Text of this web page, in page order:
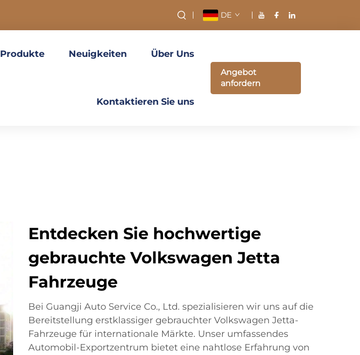
DE
Produkte Neuigkeiten Über Uns
Kontaktieren Sie uns
Angebot
anfordern
Entdecken Sie hochwertige
gebrauchte Volkswagen Jetta
Fahrzeuge
Bei Guangji Auto Service Co., Ltd. spezialisieren wir uns auf die
Bereitstellung erstklassiger gebrauchter Volkswagen Jetta-
Fahrzeuge für internationale Märkte. Unser umfassendes
Automobil-Exportzentrum bietet eine nahtlose Erfahrung von